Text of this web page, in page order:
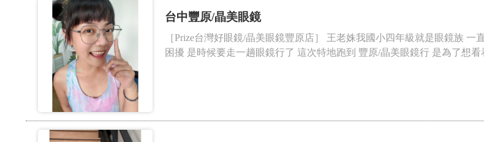
台中豐原/晶美眼鏡
［Prize台灣好眼鏡/晶美眼鏡豐原店］ 王老姝我國小四年級就是眼鏡族
困擾 是時候要走一趟眼鏡行了 這次特地跑到 豐原/晶美眼鏡行 是為了想看